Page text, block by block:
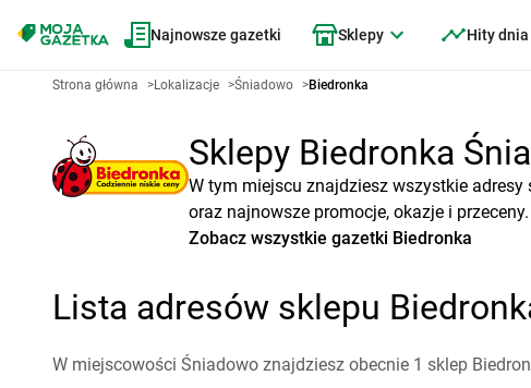
Najnowsze gazetki Sklepy Hity dnia
Strona główna >Lokalizacje >Śniadowo >Biedronka
Sklepy Biedronka
W tym miejscu znajdziesz wszystkie
oraz najnowsze promocje, okazje i przeceny.
Zobacz wszystkie gazetki Biedronka
Lista adresów sklepu
W miejscowości Śniadowo znajdziesz obecnie 1 sklep